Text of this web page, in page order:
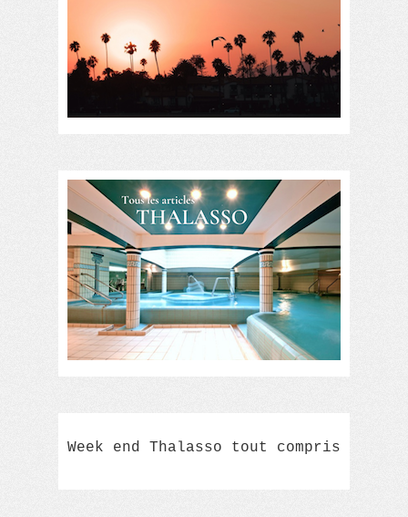
Week end Thalasso tout compris